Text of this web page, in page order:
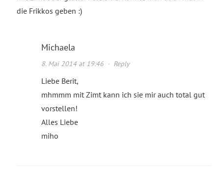
die Frikkos geben :)
Michaela
8. Mai 2014 at 19:46· Reply
Liebe Berit,
mhmmm mit Zimt kann ich sie mir auch total gut
vorstellen!
Alles Liebe
miho